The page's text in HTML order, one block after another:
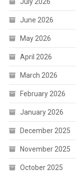
July 2026
June 2026
May 2026
April 2026
March 2026
February 2026
January 2026
December 2025
November 2025
October 2025